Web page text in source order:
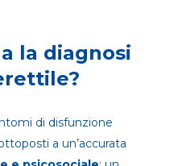
la diagnosi
di disfunzione
a un’accurata